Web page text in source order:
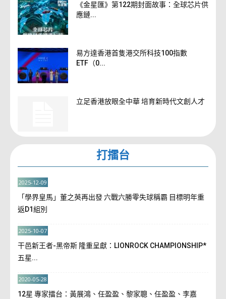
《金星匯》第122期封面故事：全球芯片供
應鏈...
易方達香港首隻港交所科技100指數
ETF（0...
立足香港放眼全中華 培育新時代文創人才
打擂台
「學界皇馬」董之英再出發 六戰六勝零失球稱霸 目標明年重
返D1組別
2025-12-09
干邑新王者-黑帝斯 隆重呈獻：LIONROCK CHAMPIONSHIP*
五星...
2025-10-07
12星 專家擂台：黃展鴻、任盈盈、黎家聰、任盈盈、李嘉
2020-05-28